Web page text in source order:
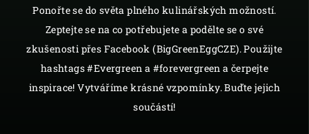
Ponořte se do světa plného kulinářských možností.
Zeptejte se na co potřebujete a podělte se o své
zkušenosti přes Facebook (BigGreenEggCZE). Použijte
hashtags #Evergreen a #forevergreen a čerpejte
inspirace! Vytváříme krásné vzpomínky. Buďte jejich
součástí!